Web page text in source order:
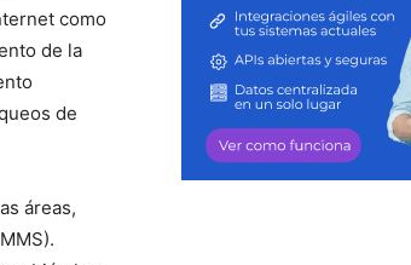
como
de la
de
áreas,